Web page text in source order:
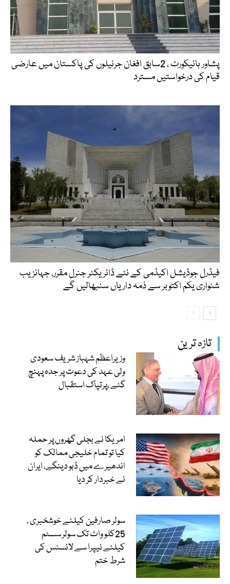
تازہ ترین
وزیراعظم شہباز شریف سعودی
ولی عہد کی دعوت پر جدہ پہنچ
گئے ،پرتپاک استقبال
امریکا نے بجلی گھروں پر حملہ
کیا تو تمام خلیجی ممالک کو
اندھیرے میں ڈبو دینگے، ایران
نے خبردار کر دیا
سولر صارفین کیلئے خوشخبری ،
25کلو واٹ تک سولر سسٹم
کیلئے نیپرا سے لائسنس کی
شرط ختم
پشاور ہائیکورٹ ، 2سابق افغان جرنیلوں کی پاکستان میں عارضی
قیام کی درخواستیں مسترد
فیڈرل جوڈیشل اکیڈمی کے نئے ڈائریکٹر جنرل مقرر، جہانزیب
شنواری یکم اکتوبر سے ذمہ داریاں سنبھالیں گے